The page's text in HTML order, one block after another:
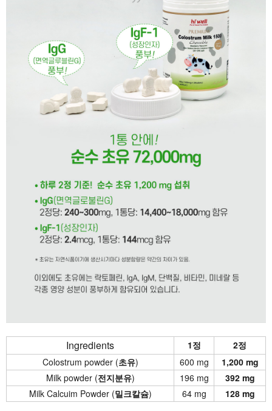
Ingredients 1정
2정
Colostrum powder (초유) 600 mg
1,200 mg
Milk powder (전지분유) 196 mg
392 mg
Milk Calcuim Powder (밀크칼슘) 64 mg 128 mg